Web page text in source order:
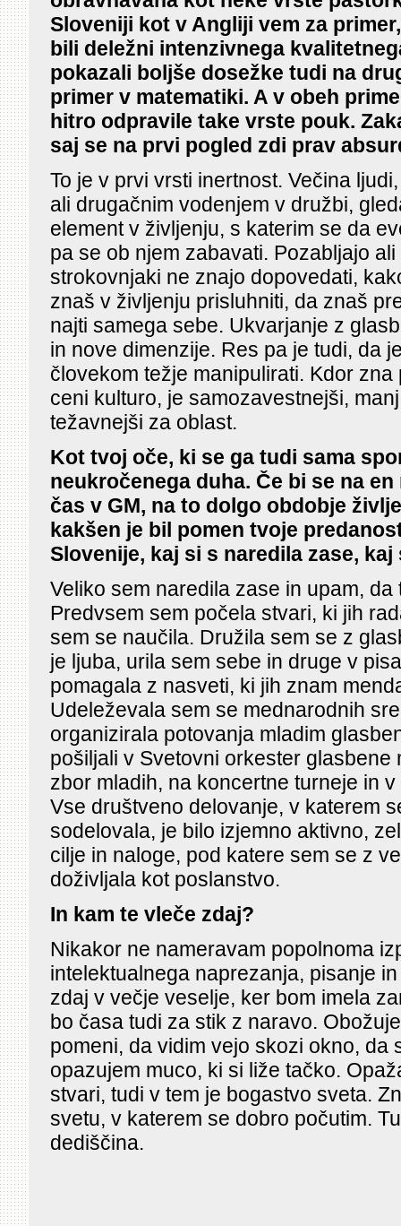
Sloveniji kot v Angliji vem za
bili deležni intenzivnega
pokazali boljše dosežke tudi na
primer v matematiki. A v obeh
hitro odpravile take vrste pouk.
saj se na prvi pogled zdi prav
To je v prvi vrsti inertnost. Večina
ali drugačnim vodenjem v družbi,
element v življenju, s katerim se da
pa se ob njem zabavati. Pozabljajo
strokovnjaki ne znajo dopovedati,
znaš v življenju prisluhniti, da znaš
najti samega sebe. Ukvarjanje z
in nove dimenzije. Res pa je tudi, da
človekom težje manipulirati. Kdor
ceni kulturo, je samozavestnejši,
težavnejši za oblast.
Kot tvoj oče, ki se ga tudi sama
neukročenega duha. Če bi se na
čas v GM, na to dolgo obdobje
kakšen je bil pomen tvoje
Slovenije, kaj si s naredila zase,
Veliko sem naredila zase in upam, da
Predvsem sem počela stvari, ki jih
sem se naučila. Družila sem se z
je ljuba, urila sem sebe in druge v
pomagala z nasveti, ki jih znam
Udeleževala sem se mednarodnih
organizirala potovanja mladim
pošiljali v Svetovni orkester glasbene
zbor mladih, na koncertne turneje in
Vse društveno delovanje, v katerem
sodelovala, je bilo izjemno aktivno,
cilje in naloge, pod katere sem se z
doživljala kot poslanstvo.
In kam te vleče zdaj?
Nikakor ne nameravam popolnoma
intelektualnega naprezanja, pisanje
zdaj v večje veselje, ker bom imela
bo časa tudi za stik z naravo.
pomeni, da vidim vejo skozi okno, da
opazujem muco, ki si liže tačko.
stvari, tudi v tem je bogastvo sveta.
svetu, v katerem se dobro počutim.
dediščina.